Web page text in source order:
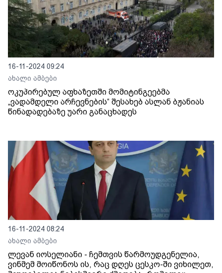
16-11-2024 09:24
ახალი ამბები
ოკუპირებულ აფხაზეთში მომიტინგეებმა
„ვადამდელი არჩევნების“ შესახებ ასლან ბჟანიას
წინადადებაზე უარი განაცხადეს
16-11-2024 08:24
ახალი ამბები
ლევან იოსელიანი - ჩემთვის წარმოუდგენელია,
ვინმემ მოიწონოს ის, რაც დღეს ცესკო-ში ვიხილეთ,